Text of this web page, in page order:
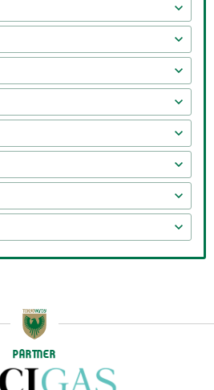
PARTNER